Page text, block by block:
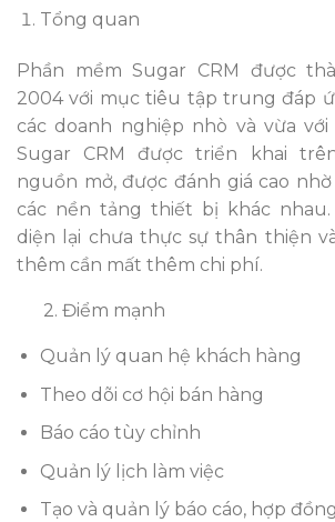
Tổng quan
Phần mềm Sugar CRM được
2004 với mục tiêu tập trung đáp
các doanh nghiệp nhò và vừa
Sugar CRM được triển khai
nguồn mở, được đánh giá cao
các nền tảng thiết bị khác
diện lại chưa thực sự thân thiện
thêm cần mất thêm chi phí.
2. Điểm mạnh
Quản lý quan hệ khách hàng
Theo dõi cơ hội bán hàng
Báo cáo tùy chỉnh
Quản lý lịch làm việc
Tạo và quản lý báo cáo, hợp đồng